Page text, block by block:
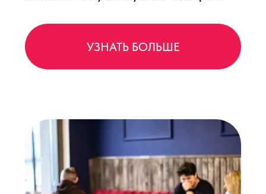
И ПОЛУЧИ
ПОДАРКИ
300 БОНУСОВ ЗА РЕГИСТРАЦИЮ